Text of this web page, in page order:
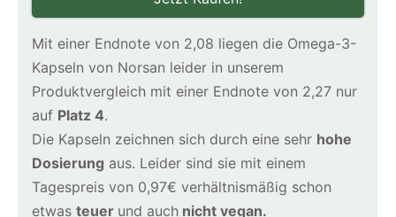
Mit einer Endnote von 2,08 liegen die Omega-3-
Kapseln von Norsan leider in unserem
Produktvergleich mit einer Endnote von 2,27 nur
auf Platz 4.
Die Kapseln zeichnen sich durch eine sehr hohe
Dosierung aus. Leider sind sie mit einem
Tagespreis von 0,97€ verhältnismäßig schon
etwas teuer und auch nicht vegan.